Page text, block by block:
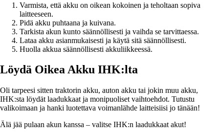
Varmista, että akku on oikean kokoinen ja teholtaan sopiva
laitteeseen.
Pidä akku puhtaana ja kuivana.
Tarkista akun kunto säännöllisesti ja vaihda se tarvittaessa.
Lataa akku asianmukaisesti ja käytä sitä säännöllisesti.
Huolla akkua säännöllisesti akkuliikkeessä.
Löydä Oikea Akku IHK:lta
Oli tarpeesi sitten traktorin akku, auton akku tai jokin muu akku,
IHK:sta löydät laadukkaat ja monipuoliset vaihtoehdot. Tutustu
valikoimaan ja hanki luotettava voimanlähde laitteisiisi jo tänään!
Älä jää pulaan akun kanssa – valitse IHK:n laadukkaat akut!